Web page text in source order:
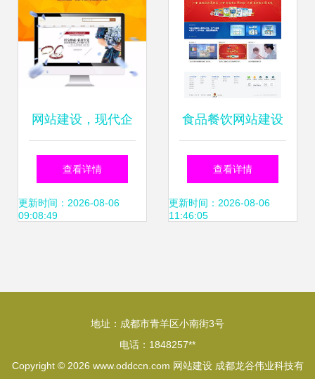
创新发展
网站建设，现代企
业品牌的数字化转
型基石——必读干
查看详情
更新时间：2026-08-06
09:08:49
食品餐饮网站建设
案例 海淘科技助力
品牌数字化转型
查看详情
更新时间：2026-08-06
11:46:05
地址：成都市青羊区小南街3号
电话：1848257**
Copyright © 2026 www.oddccn.com 网站建设 成都龙谷伟业科技有